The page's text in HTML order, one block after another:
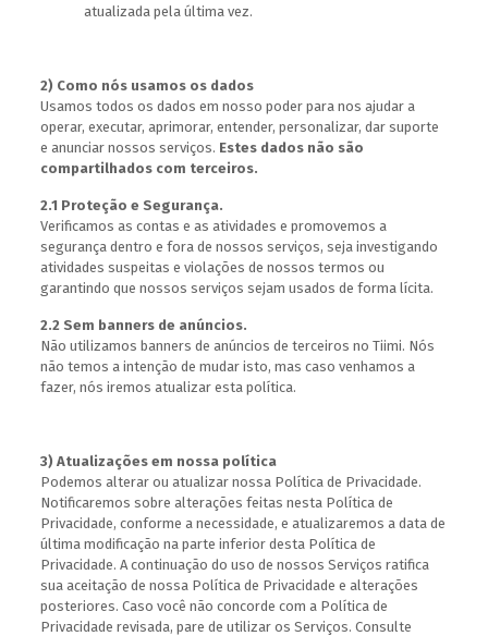
atualizada pela última vez.
2) Como nós usamos os dados
Usamos todos os dados em nosso poder para nos ajudar a
operar, executar, aprimorar, entender, personalizar, dar suporte
e anunciar nossos serviços. Estes dados não são
compartilhados com terceiros.
2.1 Proteção e Segurança.
Verificamos as contas e as atividades e promovemos a
segurança dentro e fora de nossos serviços, seja investigando
atividades suspeitas e violações de nossos termos ou
garantindo que nossos serviços sejam usados de forma lícita.
2.2 Sem banners de anúncios.
Não utilizamos banners de anúncios de terceiros no Tiimi. Nós
não temos a intenção de mudar isto, mas caso venhamos a
fazer, nós iremos atualizar esta política.
3) Atualizações em nossa política
Podemos alterar ou atualizar nossa Política de Privacidade.
Notificaremos sobre alterações feitas nesta Política de
Privacidade, conforme a necessidade, e atualizaremos a data de
última modificação na parte inferior desta Política de
Privacidade. A continuação do uso de nossos Serviços ratifica
sua aceitação de nossa Política de Privacidade e alterações
posteriores. Caso você não concorde com a Política de
Privacidade revisada, pare de utilizar os Serviços. Consulte